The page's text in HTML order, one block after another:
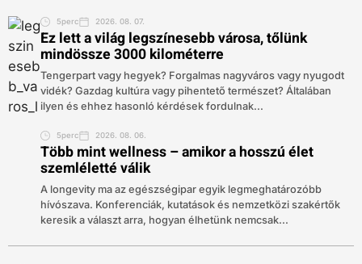
5perc 2026. 08. 07.
Ez lett a világ legszínesebb városa, tőlünk
mindössze 3000 kilométerre
Tengerpart vagy hegyek? Forgalmas nagyváros vagy nyugodt
vidék? Gazdag kultúra vagy pihentető természet? Általában
ilyen és ehhez hasonló kérdések fordulnak...
5perc 2026. 08. 06.
Több mint wellness – amikor a hosszú élet
szemléletté válik
A longevity ma az egészségipar egyik legmeghatározóbb
hívószava. Konferenciák, kutatások és nemzetközi szakértők
keresik a választ arra, hogyan élhetünk nemcsak...